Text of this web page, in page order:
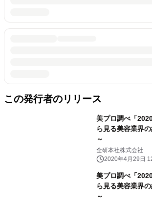
この発行者のリリース
美プロ調べ「
ら見る美容業界
～
全研本社株式会社
2020年4月29日
美プロ調べ「
ら見る美容業界
～